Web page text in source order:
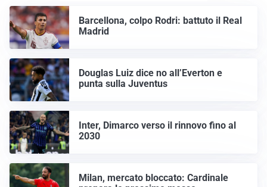
Barcellona, colpo Rodri: battuto il Real
Madrid
Douglas Luiz dice no all’Everton e
punta sulla Juventus
Inter, Dimarco verso il rinnovo fino al
2030
Milan, mercato bloccato: Cardinale